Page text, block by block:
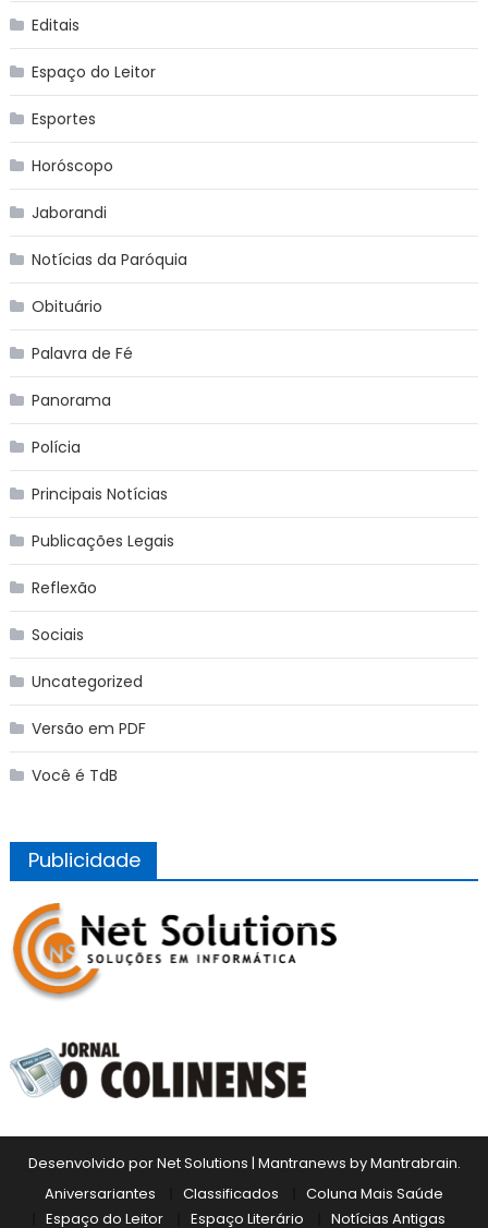
Editais
Espaço do Leitor
Esportes
Horóscopo
Jaborandi
Notícias da Paróquia
Obituário
Palavra de Fé
Panorama
Polícia
Principais Notícias
Publicações Legais
Reflexão
Sociais
Uncategorized
Versão em PDF
Você é TdB
Publicidade
Desenvolvido por Net Solutions | Mantranews byMantrabrain.
Aniversariantes
Classificados
Coluna Mais Saúde
Espaço do Leitor
Espaço Literário Notícias Antigas